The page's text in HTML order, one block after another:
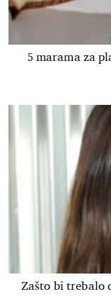
5 marama za
Zašto bi trebalo